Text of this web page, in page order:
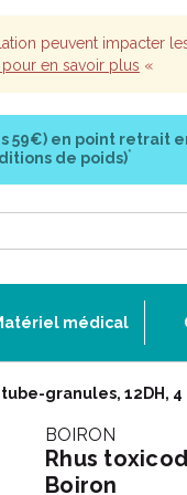
peuvent impacter
en savoir plus «
59€) en point retrait
de poids)*
médical
granules, 12DH, 4
BOIRON
Rhus
Boiron